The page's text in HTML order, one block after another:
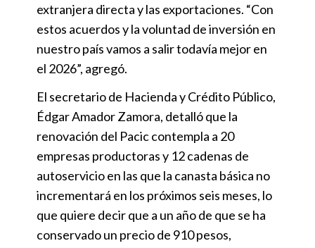
extranjera directa y las exportaciones. “Con
estos acuerdos y la voluntad de inversión en
nuestro país vamos a salir todavía mejor en
el 2026”, agregó.
El secretario de Hacienda y Crédito Público,
Édgar Amador Zamora, detalló que la
renovación del Pacic contempla a 20
empresas productoras y 12 cadenas de
autoservicio en las que la canasta básica no
incrementará en los próximos seis meses, lo
que quiere decir que a un año de que se ha
conservado un precio de 910 pesos,